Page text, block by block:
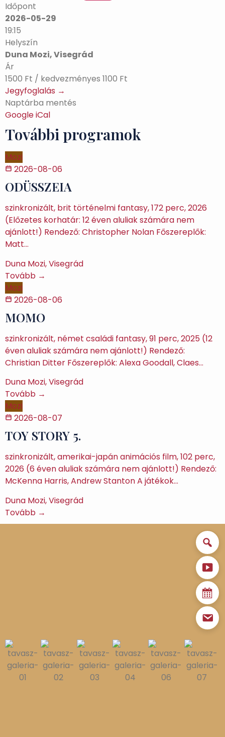
Időpont
2026-05-29
19:15
Helyszín
Duna Mozi, Visegrád
Ár
1500 Ft / kedvezményes 1100 Ft
Jegyfoglalás →
Naptárba mentés
GoogleiCal
További programok
Mozi
2026-08-06
ODÜSSZEIA
szinkronizált, brit történelmi fantasy, 172 perc, 2026
(Előzetes korhatár: 12 éven aluliak számára nem
ajánlott!) Rendező: Christopher Nolan Főszereplők:
Matt…
Duna Mozi, Visegrád
Tovább →
Mozi
2026-08-06
MOMO
szinkronizált, német családi fantasy, 91 perc, 2025 (12
éven aluliak számára nem ajánlott!) Rendező:
Christian Ditter Főszereplők: Alexa Goodall, Claes…
Duna Mozi, Visegrád
Tovább →
Mozi
2026-08-07
TOY STORY 5.
szinkronizált, amerikai-japán animációs film, 102 perc,
2026 (6 éven aluliak számára nem ajánlott!) Rendező:
McKenna Harris, Andrew Stanton A játékok…
Duna Mozi, Visegrád
Tovább →